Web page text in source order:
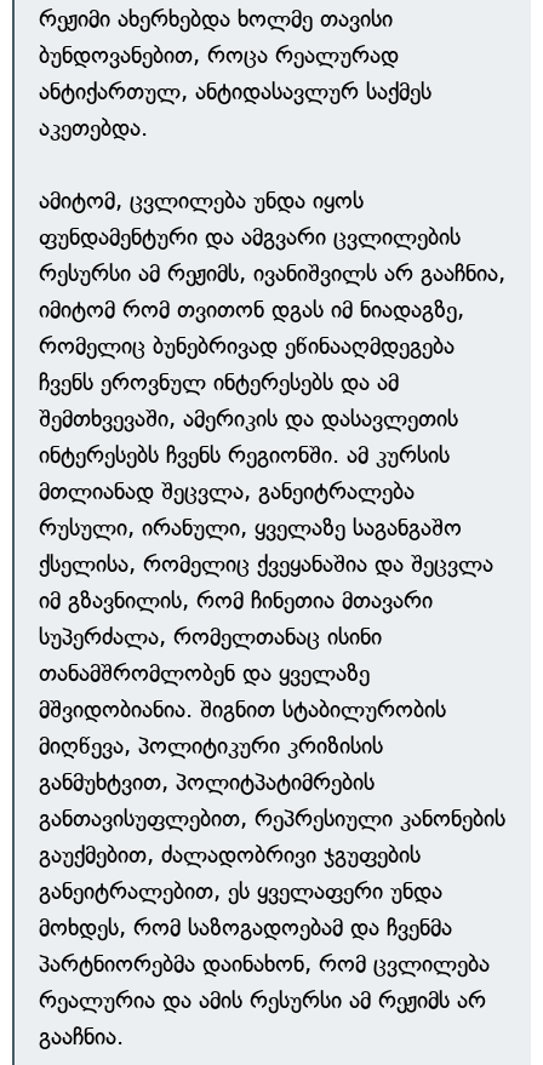
რეჟიმი ახერხებდა ხოლმე თავისი
ბუნდოვანებით, როცა რეალურად
ანტიქართულ, ანტიდასავლურ საქმეს
აკეთებდა.
ამიტომ, ცვლილება უნდა იყოს
ფუნდამენტური და ამგვარი ცვლილების
რესურსი ამ რეჟიმს, ივანიშვილს არ გააჩნია,
იმიტომ რომ თვითონ დგას იმ ნიადაგზე,
რომელიც ბუნებრივად ეწინააღმდეგება
ჩვენს ეროვნულ ინტერესებს და ამ
შემთხვევაში, ამერიკის და დასავლეთის
ინტერესებს ჩვენს რეგიონში. ამ კურსის
მთლიანად შეცვლა, განეიტრალება
რუსული, ირანული, ყველაზე საგანგაშო
ქსელისა, რომელიც ქვეყანაშია და შეცვლა
იმ გზავნილის, რომ ჩინეთია მთავარი
სუპერძალა, რომელთანაც ისინი
თანამშრომლობენ და ყველაზე
მშვიდობიანია. შიგნით სტაბილურობის
მიღწევა, პოლიტიკური კრიზისის
განმუხტვით, პოლიტპატიმრების
განთავისუფლებით, რეპრესიული კანონების
გაუქმებით, ძალადობრივი ჯგუფების
განეიტრალებით, ეს ყველაფერი უნდა
მოხდეს, რომ საზოგადოებამ და ჩვენმა
პარტნიორებმა დაინახონ, რომ ცვლილება
რეალურია და ამის რესურსი ამ რეჟიმს არ
გააჩნია.